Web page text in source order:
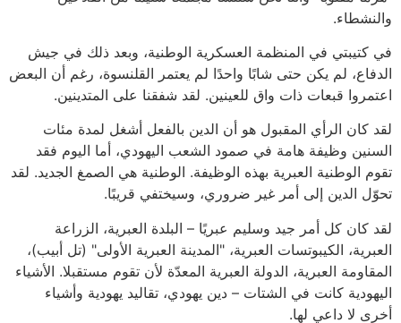
والنشطاء.
في كتيبتي في المنظمة العسكرية الوطنية، وبعد ذلك في جيش
الدفاع، لم يكن حتى شابًا واحدًا لم يعتمر القلنسوة، رغم أن البعض
اعتمروا قبعات ذات واق للعينين. لقد شفقنا على المتدينين.
لقد كان الرأي المقبول هو أن الدين بالفعل أشغل لمدة مئات
السنين وظيفة هامة في صمود الشعب اليهودي، أما اليوم فقد
تقوم الوطنية العبرية بهذه الوظيفة. الوطنية هي الصمغ الجديد. لقد
تحوّل الدين إلى أمر غير ضروري، وسيختفي قريبًا.
لقد كان كل أمر جيد وسليم عبريًا – البلدة العبرية، الزراعة
العبرية، الكيبوتسات العبرية، "المدينة العبرية الأولى" (تل أبيب)،
المقاومة العبرية، الدولة العبرية المعدّة لأن تقوم مستقبلا. الأشياء
اليهودية كانت في الشتات – دين يهودي، تقاليد يهودية وأشياء
أخرى لا داعي لها.